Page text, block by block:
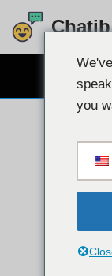
Chuyển
dung
Chatib
you